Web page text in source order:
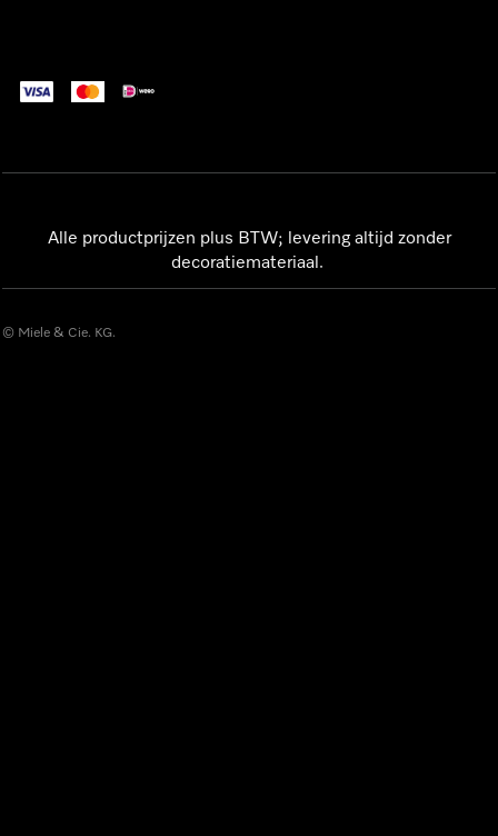
Alle productprijzen plus BTW; levering altijd zonder
decoratiemateriaal.
© Miele & Cie. KG.